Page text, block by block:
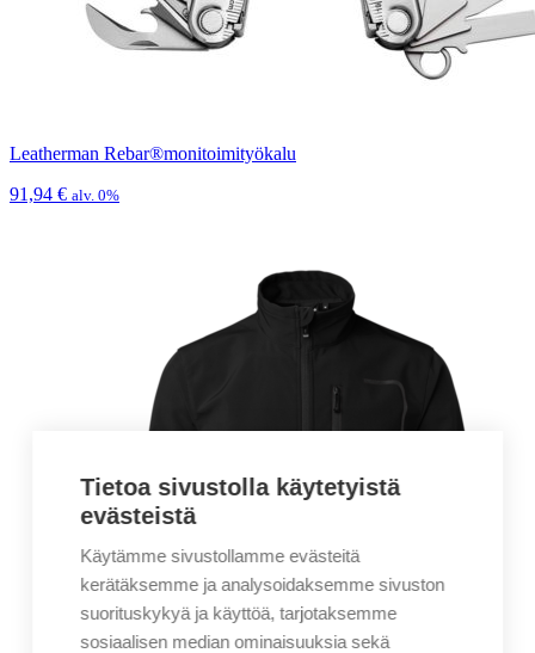
Leatherman Rebar®monitoimityökalu
91,94 € alv. 0%
Tietoa sivustolla käytetyistä
evästeistä
Käytämme sivustollamme evästeitä
kerätäksemme ja analysoidaksemme sivuston
suorituskykyä ja käyttöä, tarjotaksemme
sosiaalisen median ominaisuuksia sekä